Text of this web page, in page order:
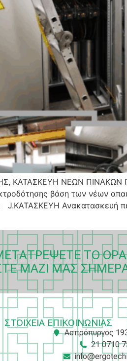
ΚΑΤΑΣΚΕΥΗ ΝΕΩΝ
βάση των νέων
Ανακατασκευή
ΤΟ
ΜΑΖΊ ΜΑΣ
ΣΤΟΙΧΕΙΑ ΕΠΙΚΟΙΝΩΝΙΑΣ
Ασπρόπυργος
21 0710